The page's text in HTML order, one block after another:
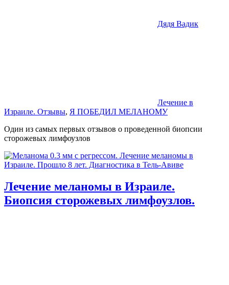
Дядя Вадик
Лечение в
Израиле. Отзывы, Я ПОБЕДИЛ МЕЛАНОМУ
Один из самых первых отзывов о проведенной биопсии
сторожевых лимфоузлов
Лечение меланомы в Израиле.
Биопсия сторожевых лимфоузлов.